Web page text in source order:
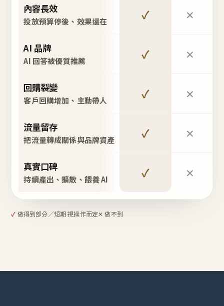
內容長效
投放預算停後、效果還在 ✓ ✕
AI 品牌
AI 回答被優質推薦 ✓ ✕
回購裂變
客戶回購增加、主動帶人 ✓ ✕
流量留存
把流量轉成關係與品牌資產 ✓ ✕
真實口碑
持續產出、擴散、餵養 AI ✓ ✕
✓ 做得到部分／短期 視操作而定✕ 做不到